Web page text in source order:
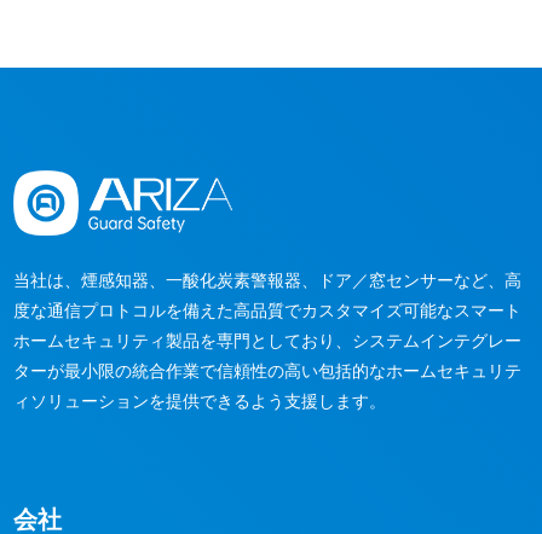
当社は、煙感知器、一酸化炭素警報器、ドア／窓センサーなど、高
度な通信プロトコルを備えた高品質でカスタマイズ可能なスマート
ホームセキュリティ製品を専門としており、システムインテグレー
ターが最小限の統合作業で信頼性の高い包括的なホームセキュリテ
ィソリューションを提供できるよう支援します。
会社